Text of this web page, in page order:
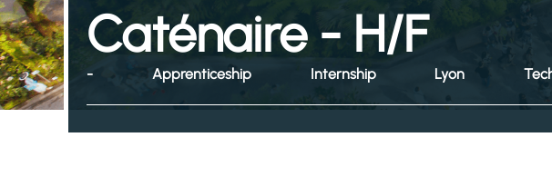
Caténaire - H/F
- Apprenticeship Internship Lyon